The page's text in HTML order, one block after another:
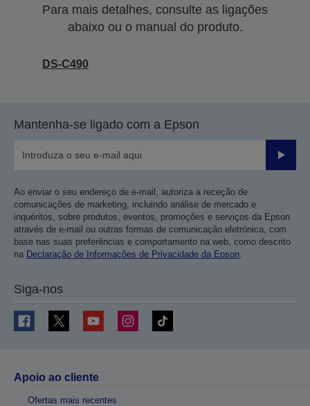
Para mais detalhes, consulte as ligações
abaixo ou o manual do produto.
DS-C490
Mantenha-se ligado com a Epson
Enviar
Ao enviar o seu endereço de e-mail, autoriza a receção de
comunicações de marketing, incluindo análise de mercado e
inquéritos, sobre produtos, eventos, promoções e serviços da Epson
através de e-mail ou outras formas de comunicação eletrónica, com
base nas suas preferências e comportamento na web, como descrito
na Declaração de Informações de Privacidade da Epson.
Siga-nos
Apoio ao cliente
Ofertas mais recentes